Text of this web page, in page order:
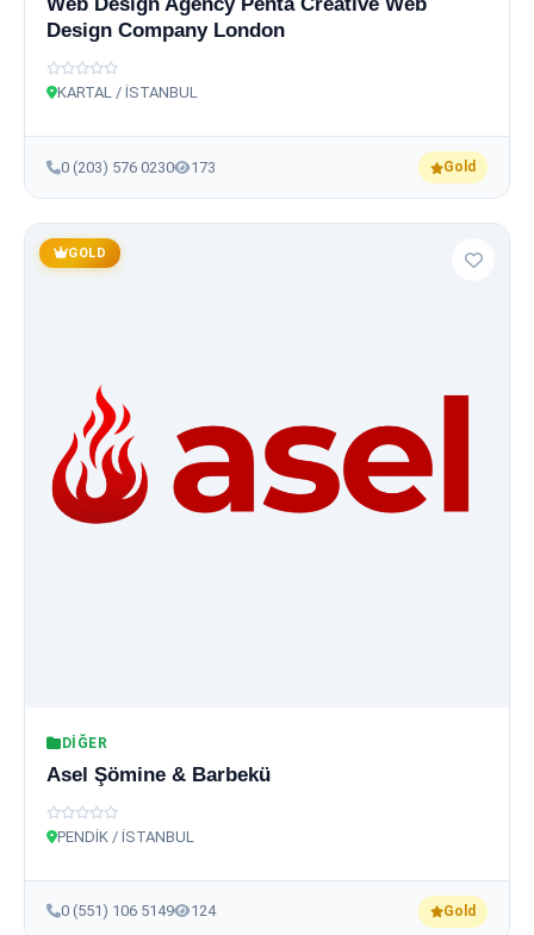
Design Company London
KARTAL / İSTANBUL
0 (203) 576 0230 173 Gold
GOLD
DIĞER
Asel Şömine & Barbekü
PENDİK / İSTANBUL
0 (551) 106 5149 124 Gold